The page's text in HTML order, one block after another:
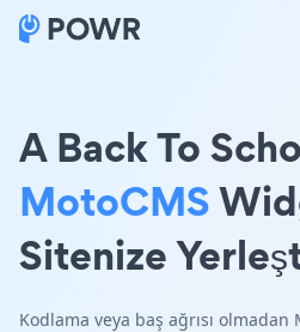
A Back To
MotoCMS
Sitenize
Kodlama veya baş ağrısı olmadan